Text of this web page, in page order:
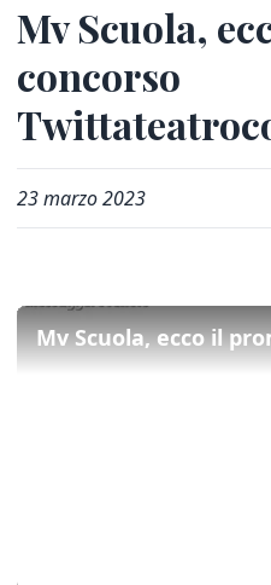
Mv Scuola,
concorso
23 marzo 2023